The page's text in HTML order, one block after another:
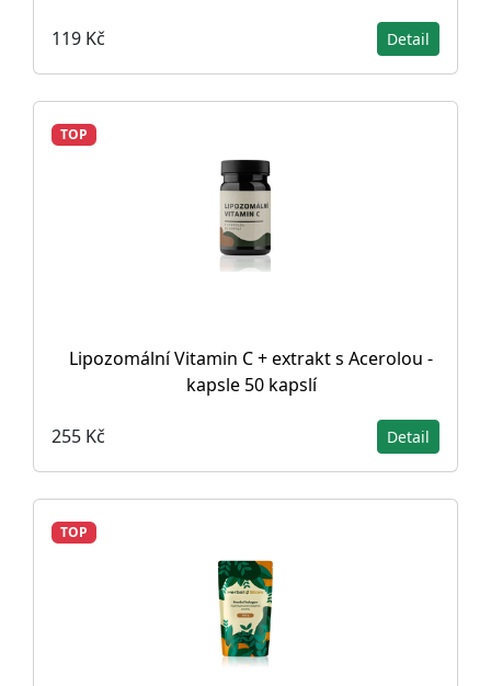
119 Kč Detail
TOP
Lipozomální Vitamin C + extrakt s Acerolou -
kapsle 50 kapslí
255 Kč Detail
TOP